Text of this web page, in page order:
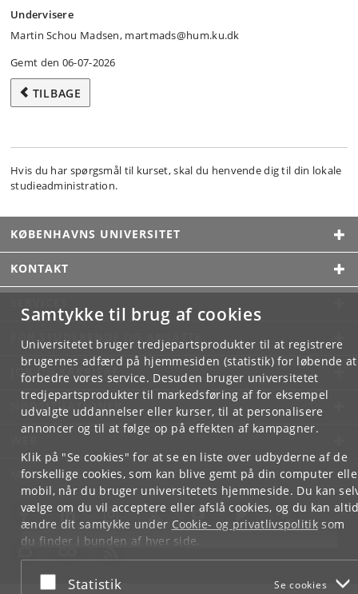
Samtykke til brug af cookies
Universitetet bruger tredjepartsprodukter til at registrere
brugernes adfærd på hjemmesiden (statistik) for løbende at
forbedre vores service. Desuden bruger universitetet
tredjepartsprodukter til markedsføring af for eksempel
udvalgte uddannelser eller kurser, til at personalisere
annoncer og til at følge op på effekten af kampagner.
Klik på "Se cookies" for at se en liste over udbyderne af de
forskellige cookies, som kan blive gemt på din computer
mobil, når du bruger universitetets hjemmeside. Du kan
vælge om du vil acceptere eller afslå cookies, og du kan
ændre dit samtykke under Cookie- og privatlivspolitiksom
du finder i bunden af hver side.
Acceptér eller afslå
Statistik Se cookies
Undervisere
Martin Schou Madsen, martmads@hum.ku.dk
Gemt den 06-07-2026
TILBAGE
Hvis du har spørgsmål til kurset, skal du henvende dig til din lokale
studieadministration.
KØBENHAVNS UNIVERSITET
KONTAKT
FOR STUDERENDE OG ANSATTE
JOB OG KARRIERE
NØDSITUATIONER
MØD KU PÅ